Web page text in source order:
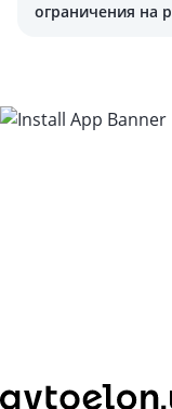
ограничения на